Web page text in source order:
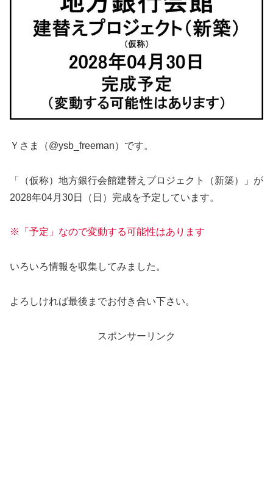
Ｙさま（@ysb_freeman）です。
「（仮称）地方銀行会館建替えプロジェクト（新築）」が
2028年04月30日（日）完成を予定しています。
※「予定」なので変動する可能性はあります
いろいろ情報を収集してみました。
よろしければ最後までお付き合い下さい。
スポンサーリンク